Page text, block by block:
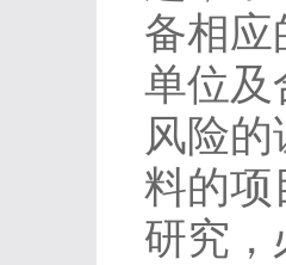
备相应
单位及
风险
料的项
研究，